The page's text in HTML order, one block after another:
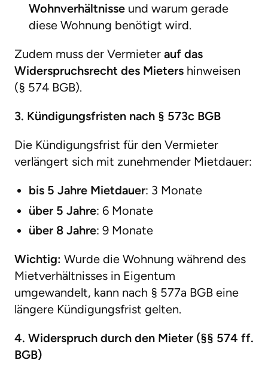
Wohnverhältnisse und warum gerade
diese Wohnung benötigt wird.
Zudem muss der Vermieter auf das
Widerspruchsrecht des Mieters hinweisen
(§ 574 BGB).
3. Kündigungsfristen nach § 573c BGB
Die Kündigungsfrist für den Vermieter
verlängert sich mit zunehmender Mietdauer:
bis 5 Jahre Mietdauer: 3 Monate
über 5 Jahre: 6 Monate
über 8 Jahre: 9 Monate
Wichtig: Wurde die Wohnung während des
Mietverhältnisses in Eigentum
umgewandelt, kann nach § 577a BGB eine
längere Kündigungsfrist gelten.
4. Widerspruch durch den Mieter (§§ 574 ff.
BGB)